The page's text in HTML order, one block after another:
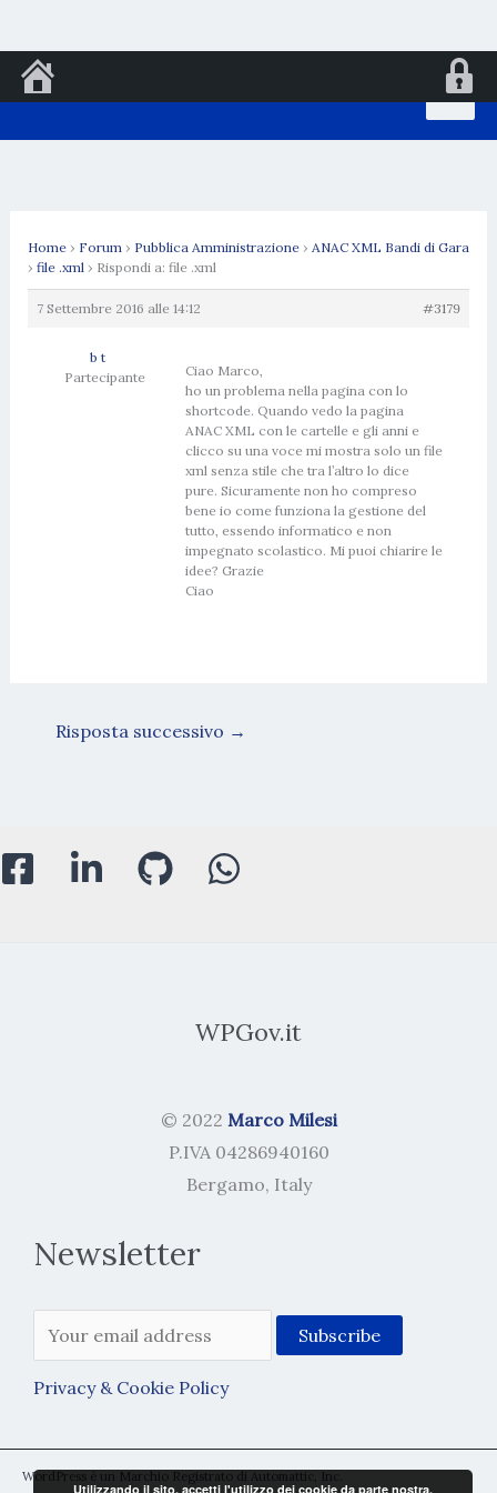
al
Home › Forum › Pubblica Amministrazione › ANAC XML Bandi di Gara
› file .xml › Rispondi a: file .xml
7 Settembre 2016 alle 14:12 #3179
b t
Partecipante
Ciao Marco,
ho un problema nella pagina con lo
shortcode. Quando vedo la pagina
ANAC XML con le cartelle e gli anni e
clicco su una voce mi mostra solo un file
xml senza stile che tra l’altro lo dice
pure. Sicuramente non ho compreso
bene io come funziona la gestione del
tutto, essendo informatico e non
impegnato scolastico. Mi puoi chiarire le
idee? Grazie
Ciao
Risposta successivo →
WPGov.it
© 2022 Marco Milesi
P.IVA 04286940160
Bergamo, Italy
Newsletter
Privacy & Cookie Policy
WordPress è un Marchio Registrato di Automattic, Inc.
Utilizzando il sito, accetti l'utilizzo dei cookie da parte nostra.